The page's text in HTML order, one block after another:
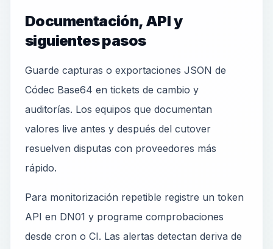
Documentación, API y
siguientes pasos
Guarde capturas o exportaciones JSON de
Códec Base64 en tickets de cambio y
auditorías. Los equipos que documentan
valores live antes y después del cutover
resuelven disputas con proveedores más
rápido.
Para monitorización repetible registre un token
API en DN01 y programe comprobaciones
desde cron o CI. Las alertas detectan deriva de